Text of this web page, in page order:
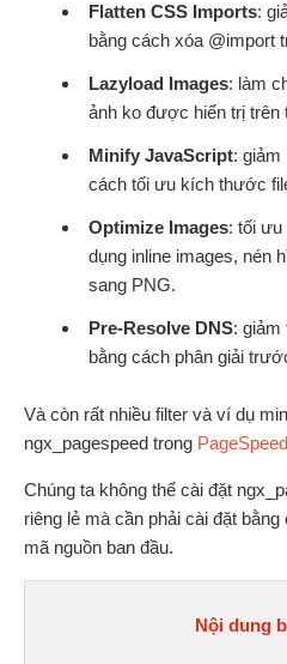
Flatten CSS Imports:
bằng cách xóa @import
Lazyload Images: làm
ảnh ko được hiển trị trên
Minify JavaScript: giảm
cách tối ưu kích thước
Optimize Images: tối ưu
dụng inline images, nén
sang PNG.
Pre-Resolve DNS: giảm
bằng cách phân giải
Và còn rất nhiều filter và ví dụ
ngx_pagespeed trong
Chúng ta không thể cài đặt
riêng lẻ mà cần phải cài đặt
mã nguồn ban đầu.
Nội dung